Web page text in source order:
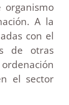
A la
con el
de otras
el sector